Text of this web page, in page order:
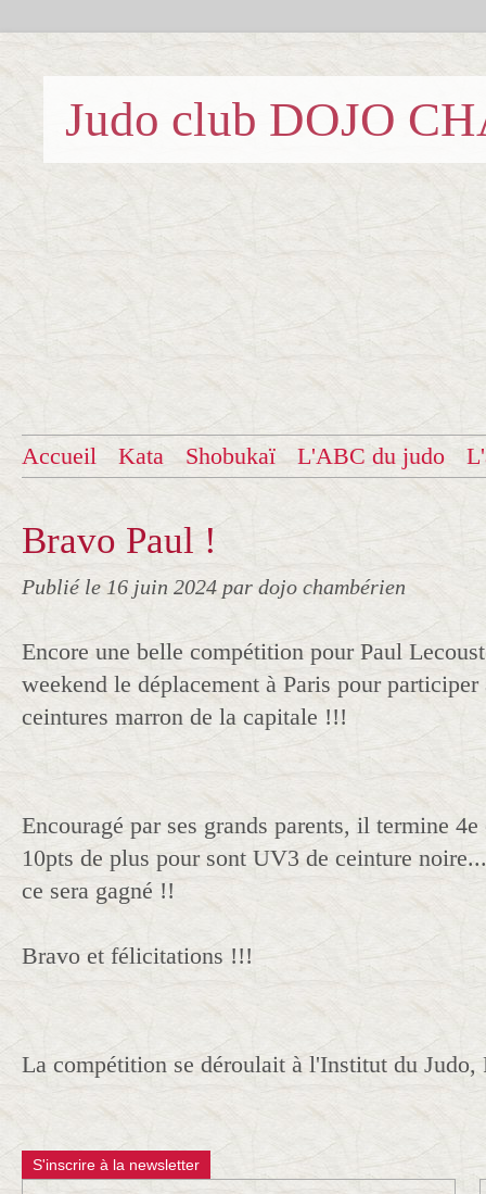
Judo club DOJO
Accueil Kata Shobukaï L'ABC du judo
Bravo Paul !
Publié le 16 juin 2024 par dojo chambérien
Encore une belle compétition pour Paul
weekend le déplacement à Paris pour participer
ceintures marron de la capitale !!!
Encouragé par ses grands parents, il termine
10pts de plus pour sont UV3 de ceinture
ce sera gagné !!
Bravo et félicitations !!!
La compétition se déroulait à l'Institut du
S'inscrire à la newsletter